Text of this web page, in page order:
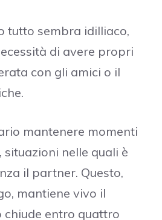
tutto sembra idilliaco,
di avere propri
con gli amici o il
mantenere momenti
situazioni nelle quali è
il partner. Questo,
mantiene vivo il
entro quattro